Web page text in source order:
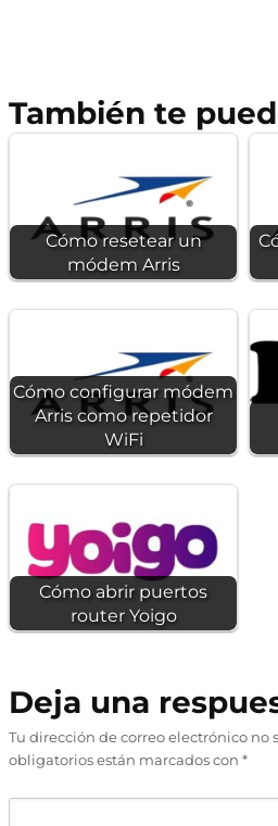
También te
Cómo resetear un
módem Arris
Cómo configurar módem
Arris como repetidor
WiFi
Cómo abrir puertos
router Yoigo
Deja una
Tu dirección de correo electrónico no
obligatorios están marcados con *